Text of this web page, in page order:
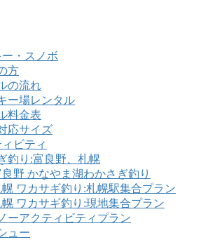
・スノボ
方
の流れ
ー場レンタル
料金表
応サイズ
ビティ
釣り:富良野、札幌
野 かなやま湖わかさぎ釣り
幌 ワカサギ釣り:札幌駅集合プラン
幌 ワカサギ釣り:現地集合プラン
ーアクティビティプラン
ュー